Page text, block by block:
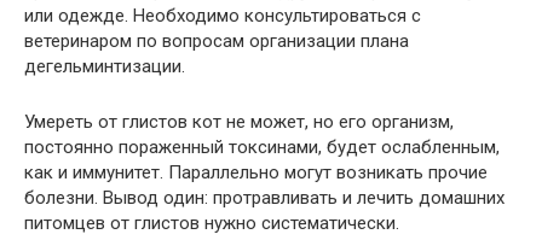
или одежде. Необходимо консультироваться с
ветеринаром по вопросам организации плана
дегельминтизации.
Умереть от глистов кот не может, но его организм,
постоянно пораженный токсинами, будет ослабленным,
как и иммунитет. Параллельно могут возникать прочие
болезни. Вывод один: протравливать и лечить домашних
питомцев от глистов нужно систематически.